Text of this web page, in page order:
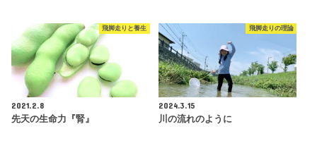
飛脚走りと養生
2021.2.8
先天の生命力『腎』
飛脚走りの理論
2024.3.15
川の流れのように